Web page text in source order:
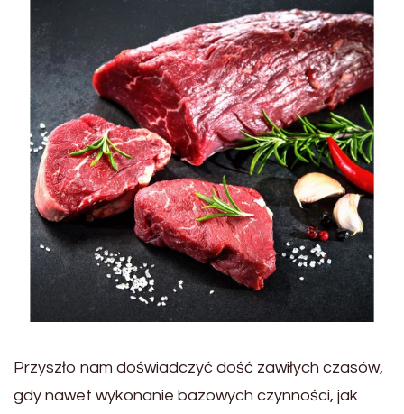
Przyszło nam doświadczyć dość zawiłych czasów,
gdy nawet wykonanie bazowych czynności, jak